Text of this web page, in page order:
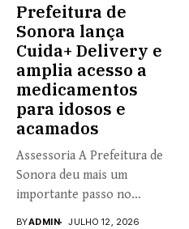
Prefeitura de
Sonora lança
Cuida+ Delivery e
amplia acesso a
medicamentos
para idosos e
acamados
Assessoria A Prefeitura de
Sonora deu mais um
importante passo no
BYADMIN JULHO 12, 2026